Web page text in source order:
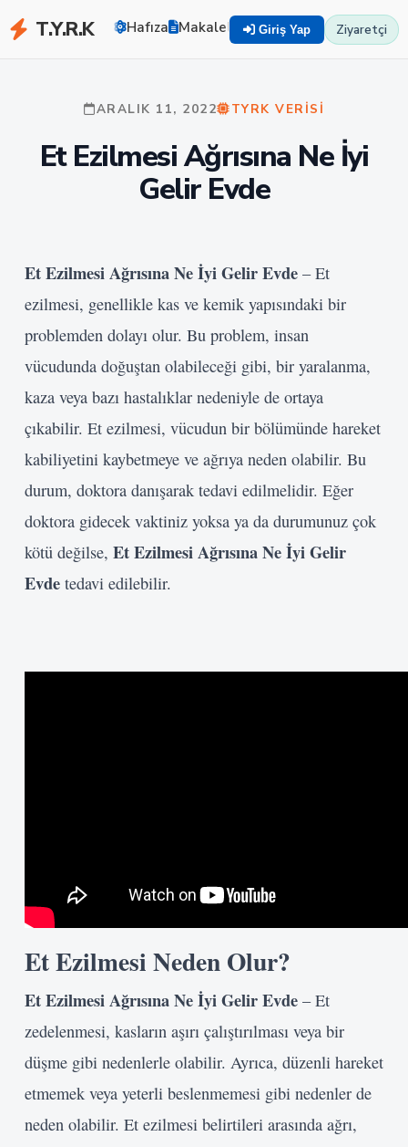
T.Y.R.K Hafıza Makaleler Zekayı Eğit TYRK
Giriş Yap Ziyaretçi
ARALIK 11, 2022 TYRK VERISI
Et Ezilmesi Ağrısına Ne İyi
Gelir Evde
Et Ezilmesi Ağrısına Ne İyi Gelir Evde – Et
ezilmesi, genellikle kas ve kemik yapısındaki bir
problemden dolayı olur. Bu problem, insan
vücudunda doğuştan olabileceği gibi, bir yaralanma,
kaza veya bazı hastalıklar nedeniyle de ortaya
çıkabilir. Et ezilmesi, vücudun bir bölümünde hareket
kabiliyetini kaybetmeye ve ağrıya neden olabilir. Bu
durum, doktora danışarak tedavi edilmelidir. Eğer
doktora gidecek vaktiniz yoksa ya da durumunuz çok
kötü değilse, Et Ezilmesi Ağrısına Ne İyi Gelir
Evde tedavi edilebilir.
Et Ezilmesi Neden Olur?
Et Ezilmesi Ağrısına Ne İyi GelirEvde – Et
zedelenmesi, kasların aşırı çalıştırılması veya bir
düşme gibi nedenlerle olabilir. Ayrıca, düzenli hareket
etmemek veya yeterli beslenmemesi gibi nedenler de
neden olabilir. Et ezilmesi belirtileri arasında ağrı,